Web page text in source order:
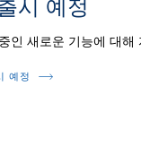
시 예정
인 새로운 기능에 대해
예정